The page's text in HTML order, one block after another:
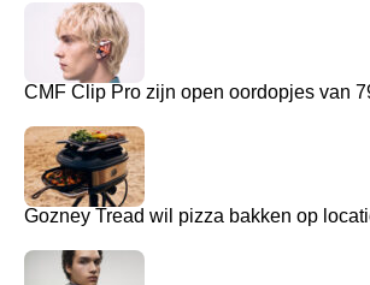
CMF Clip Pro zijn open oordopjes van
Gozney Tread wil pizza bakken op